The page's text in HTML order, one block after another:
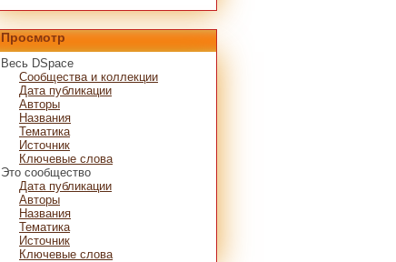
Просмотр
Весь DSpace
Сообщества и коллекции
Дата публикации
Авторы
Названия
Тематика
Источник
Ключевые слова
Это сообщество
Дата публикации
Авторы
Названия
Тематика
Источник
Ключевые слова